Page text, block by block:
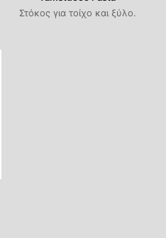
Στόκος για τοίχο και ξύλο.